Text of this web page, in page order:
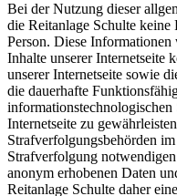
Bei der Nutzung dieser
die Reitanlage Schulte keine
Person. Diese
Inhalte unserer Internetseite
unserer Internetseite sowie
die dauerhafte
informationstechnologischen
Internetseite zu
Strafverfolgungsbehörden
Strafverfolgung
anonym erhobenen Daten
Reitanlage Schulte daher